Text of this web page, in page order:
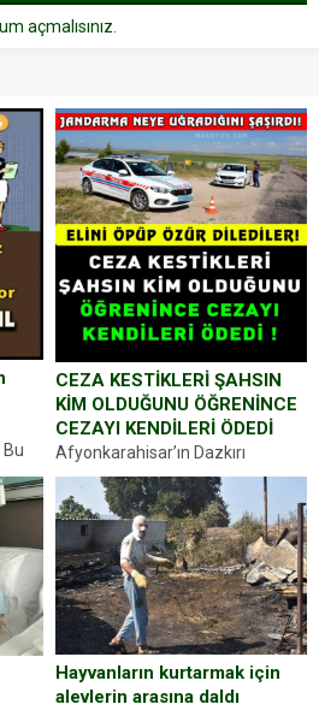
Bu
CEZA KESTİKLERİ ŞAHSIN
KİM OLDUĞUNU ÖĞRENİNCE
CEZAYI KENDİLERİ ÖDEDİ
Afyonkarahisar’ın Dazkırı
ilçesinde trafik uygulaması
yapan jandarma ekipleri
durdurdukları bir otomobilin
sürücüsünden ehliyet ve ruhsat
sorup belgelerini istedi. Sürücü
Abdurrahman Ö.nün verdiği
evraklarda eksik olduğunu...
Hayvanların kurtarmak için
alevlerin arasına daldı
açmalısınız.